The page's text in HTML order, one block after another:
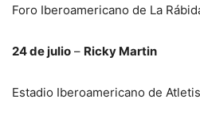
Foro Iberoamericano de La
24 de julio – Ricky Martin
Estadio Iberoamericano de